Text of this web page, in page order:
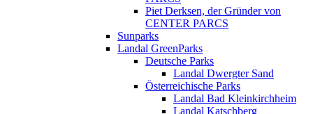
Piet Derksen, der Gründer von
CENTER PARCS
Sunparks
Landal GreenParks
Deutsche Parks
Landal Dwergter Sand
Österreichische Parks
Landal Bad Kleinkirchheim
Landal Katschberg